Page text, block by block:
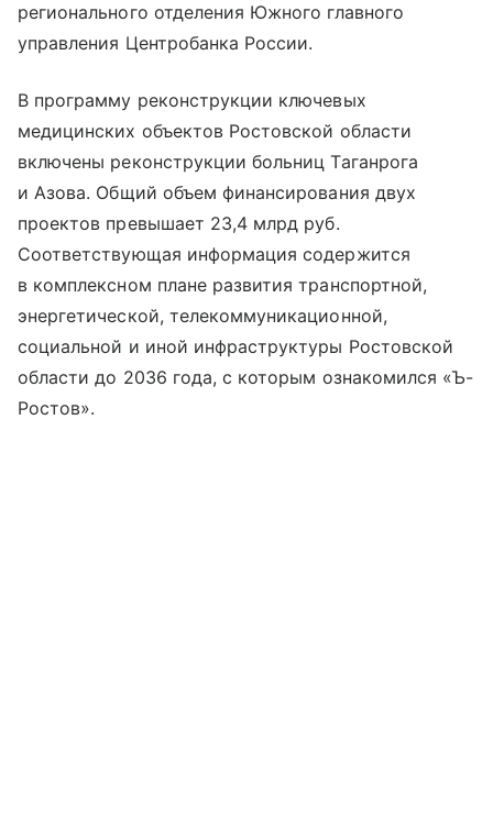
регионального отделения Южного главного
управления Центробанка России.
В программу реконструкции ключевых
медицинских объектов Ростовской области
включены реконструкции больниц Таганрога
и Азова. Общий объем финансирования двух
проектов превышает 23,4 млрд руб.
Соответствующая информация содержится
в комплексном плане развития транспортной,
энергетической, телекоммуникационной,
социальной и иной инфраструктуры Ростовской
области до 2036 года, с которым ознакомился «Ъ-
Ростов».